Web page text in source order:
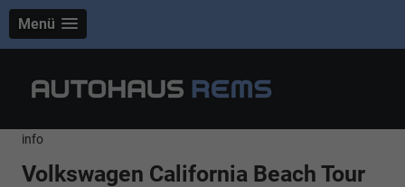
Menü
info
Volkswagen California Beach Tour